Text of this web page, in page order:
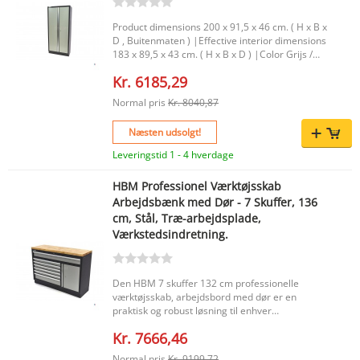
Product dimensions 200 x 91,5 x 46 cm. ( H x B x
D , Buitenmaten ) |Effective interior dimensions
183 x 89,5 x 43 cm. ( H x B x D ) |Color Grijs /
dimensions 198 x 64 x 32,5 Cm. |
Kr. 6185,29
Normal pris Kr. 8040,87
Næsten udsolgt!
Leveringstid 1 - 4 hverdage
HBM Professionel Værktøjsskab
Arbejdsbænk med Dør - 7 Skuffer, 136
cm, Stål, Træ-arbejdsplade,
Værkstedsindretning.
Den HBM 7 skuffer 132 cm professionelle
værktøjsskab, arbejdsbord med dør er en
praktisk og robust løsning til enhver
værktøjsskab og arbejdsbord er velegnet til både
Kr. 7666,46